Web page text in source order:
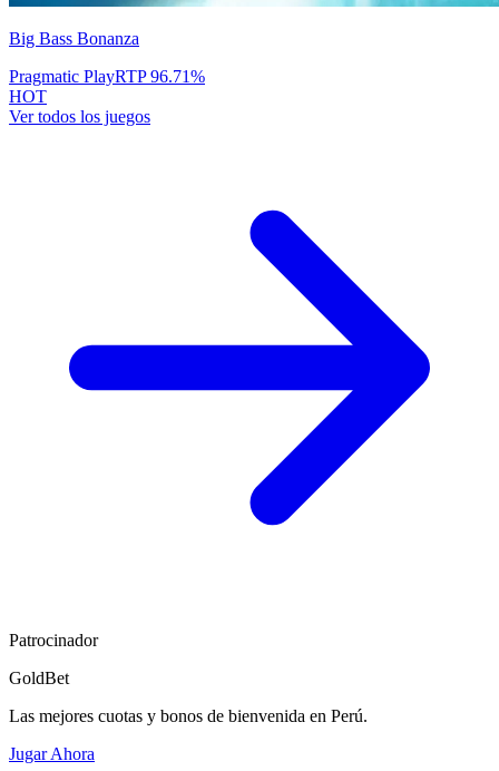
Big Bass Bonanza
Pragmatic PlayRTP96.71%
HOT
Ver todos los juegos
Patrocinador
GoldBet
Las mejores cuotas y bonos de bienvenida en Perú.
Jugar Ahora